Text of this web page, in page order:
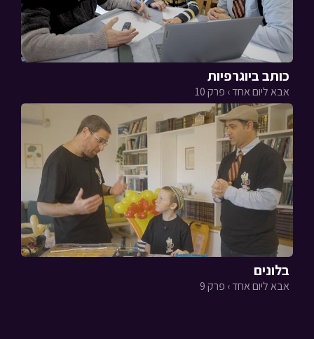
כותב ביוגרפיות
אבא ליום אחד › פרק 10
בלונים
אבא ליום אחד › פרק 9